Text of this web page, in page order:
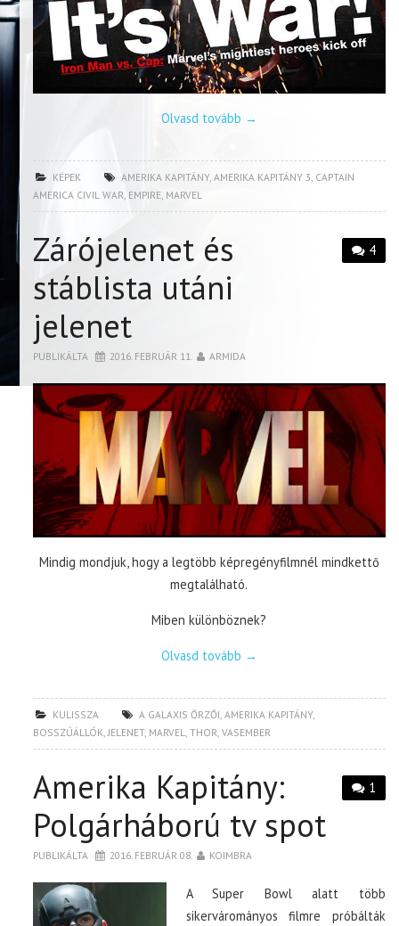
Olvasd tovább →
KÉPEK AMERIKA KAPITÁNY,AMERIKA KAPITÁNY 3 CAPTAIN
AMERICA CIVIL WAR EMPIRE MARVEL
4
Zárójelenet és
stáblista utáni
jelenet
PUBLIKÁLTA 2016. FEBRUÁR 11. ARMIDA
Mindig mondjuk, hogy a legtöbb képregényfilmnél mindkettő
megtalálható.
Miben különböznek?
Olvasd tovább →
KULISSZA A GALAXIS ŐRZŐI ,AMERIKA KAPITÁNY,
BOSSZÚÁLLÓK JELENET, MARVEL ,THOR ,VASEMBER
1
Amerika Kapitány:
Polgárháború tv spot
PUBLIKÁLTA 2016. FEBRUÁR 08. KOIMBRA
A Super Bowl alatt több
sikervárományos filmre próbálták